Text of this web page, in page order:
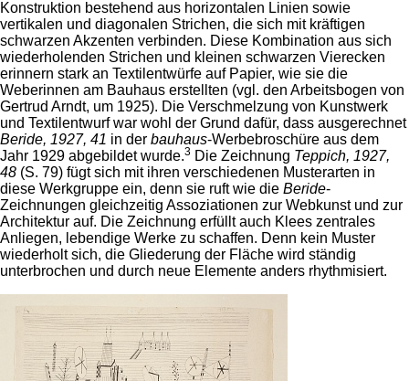
Konstruktion bestehend aus horizontalen Linien sowie
vertikalen und diagonalen Strichen, die sich mit kräftigen
schwarzen Akzenten verbinden. Diese Kombination aus sich
wiederholenden Strichen und kleinen schwarzen Vierecken
erinnern stark an Textilentwürfe auf Papier, wie sie die
Weberinnen am Bauhaus erstellten (vgl. den Arbeitsbogen von
Gertrud Arndt, um 1925). Die Verschmelzung von Kunstwerk
und Textilentwurf war wohl der Grund dafür, dass ausgerechnet
Beride, 1927, 41 in der bauhaus-Werbebroschüre aus dem
Jahr 1929 abgebildet wurde.3 Die Zeichnung Teppich, 1927,
48 (S. 79) fügt sich mit ihren verschiedenen Musterarten in
diese Werkgruppe ein, denn sie ruft wie die Beride-
Zeichnungen gleichzeitig Assoziationen zur Webkunst und zur
Architektur auf. Die Zeichnung erfüllt auch Klees zentrales
Anliegen, lebendige Werke zu schaffen. Denn kein Muster
wiederholt sich, die Gliederung der Fläche wird ständig
unterbrochen und durch neue Elemente anders rhythmisiert.